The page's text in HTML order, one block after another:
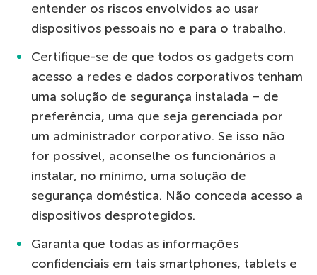
entender os riscos envolvidos ao usar
dispositivos pessoais no e para o trabalho.
Certifique-se de que todos os gadgets com
acesso a redes e dados corporativos tenham
uma solução de segurança instalada – de
preferência, uma que seja gerenciada por
um administrador corporativo. Se isso não
for possível, aconselhe os funcionários a
instalar, no mínimo, uma solução de
segurança doméstica. Não conceda acesso a
dispositivos desprotegidos.
Garanta que todas as informações
confidenciais em tais smartphones, tablets e